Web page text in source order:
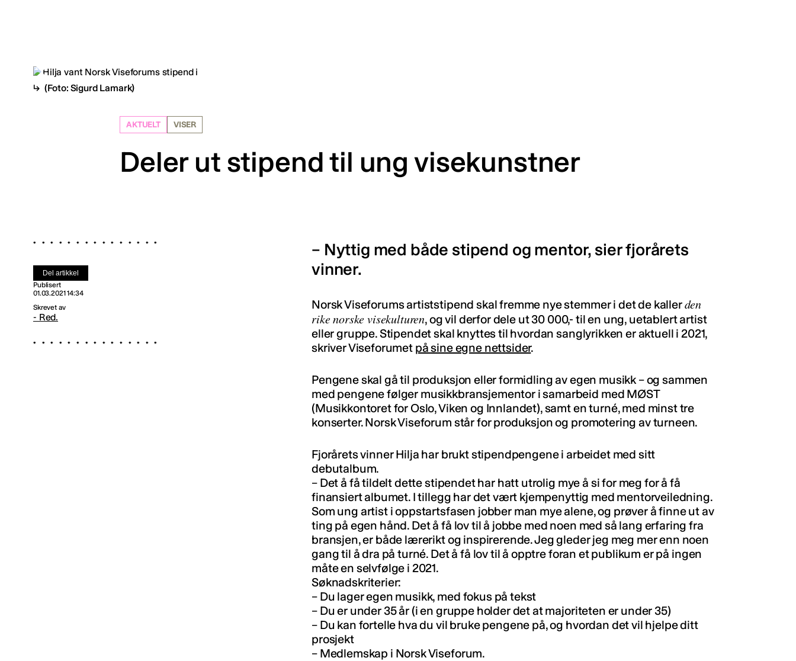
(Foto: Sigurd Lamark)
AKTUELT VISER
Deler ut stipend til ung visekunstner
Del artikkel
Publisert
01.03.2021 14:34
Skrevet av
- Red.
– Nyttig med både stipend og mentor, sier fjorårets
vinner.
Norsk Viseforums artiststipend skal fremme nye stemmer i det de kallerden
rike norske visekulturen, og vil derfor dele ut 30 000,- til en ung, uetablert artist
eller gruppe. Stipendet skal knyttes til hvordan sanglyrikken er aktuell i 2021,
skriver Viseforumet på sine egne nettsider.
Pengene skal gå til produksjon eller formidling av egen musikk – og sammen
med pengene følger musikkbransjementor i samarbeid med MØST
(Musikkontoret for Oslo, Viken og Innlandet), samt en turné, med minst tre
konserter. Norsk Viseforum står for produksjon og promotering av turneen.
Fjorårets vinner Hilja har brukt stipendpengene i arbeidet med sitt
debutalbum.
– Det å få tildelt dette stipendet har hatt utrolig mye å si for meg for å få
finansiert albumet. I tillegg har det vært kjempenyttig med mentorveiledning.
Som ung artist i oppstartsfasen jobber man mye alene, og prøver å finne ut av
ting på egen hånd. Det å få lov til å jobbe med noen med så lang erfaring fra
bransjen, er både lærerikt og inspirerende. Jeg gleder jeg meg mer enn noen
gang til å dra på turné. Det å få lov til å opptre foran et publikum er på ingen
måte en selvfølge i 2021.
Søknadskriterier:
– Du lager egen musikk, med fokus på tekst
– Du er under 35 år (i en gruppe holder det at majoriteten er under 35)
– Du kan fortelle hva du vil bruke pengene på, og hvordan det vil hjelpe ditt
prosjekt
– Medlemskap i Norsk Viseforum.